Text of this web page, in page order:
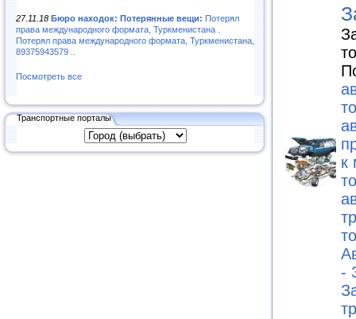
27.11.18 Бюро находок: Потерянные вещи: Потерял
права международного формата, Туркменистана .
Потерял права международного формата, Туркменистана,
89375943579 ..
Посмотреть все
Транспортные порталы
к
-